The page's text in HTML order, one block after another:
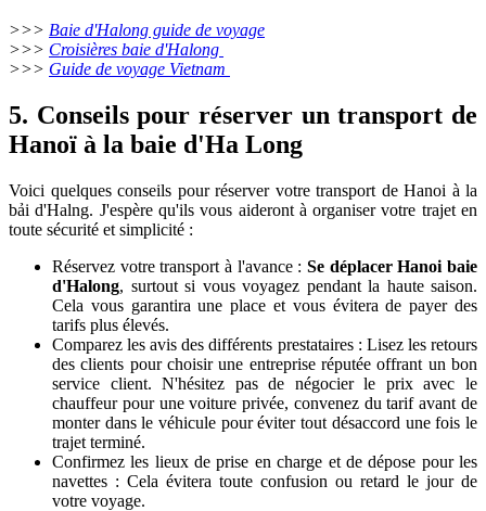
>>> Baie d'Halong guide de voyage
>>> Croisières baie d'Halong
>>> Guide de voyage Vietnam
5. Conseils pour réserver un transport de
Hanoï à la baie d'Ha Long
Voici quelques conseils pour réserver votre transport de Hanoi à la
bải d'Halng. J'espère qu'ils vous aideront à organiser votre trajet en
toute sécurité et simplicité :
Réservez votre transport à l'avance : Se déplacer Hanoi baie
d'Halong, surtout si vous voyagez pendant la haute saison.
Cela vous garantira une place et vous évitera de payer des
tarifs plus élevés.
Comparez les avis des différents prestataires : Lisez les retours
des clients pour choisir une entreprise réputée offrant un bon
service client. N'hésitez pas de négocier le prix avec le
chauffeur pour une voiture privée, convenez du tarif avant de
monter dans le véhicule pour éviter tout désaccord une fois le
trajet terminé.
Confirmez les lieux de prise en charge et de dépose pour les
navettes : Cela évitera toute confusion ou retard le jour de
votre voyage.